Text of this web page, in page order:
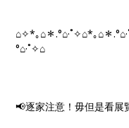
⌂✧*｡⌂＊.° ⌂·˚✧⌂*｡⌂＊.°
° ⌂·˚✧⌂
📢逐家注意！毋但是看展